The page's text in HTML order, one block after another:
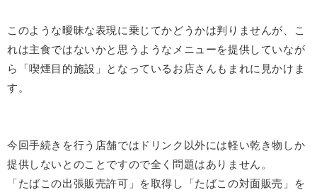
このような曖昧な表現に乗じてかどうかは判りませんが、こ
れは主食ではないかと思うようなメニューを提供していなが
ら「喫煙目的施設」となっているお店さんもまれに見かけま
す。
今回手続きを行う店舗ではドリンク以外には軽い乾き物しか
提供しないとのことですので全く問題はありません。
「たばこの出張販売許可」を取得し「たばこの対面販売」を